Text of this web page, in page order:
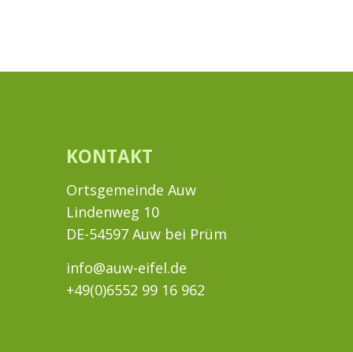
KONTAKT
Ortsgemeinde Auw
Lindenweg 10
DE-54597 Auw bei Prüm
info@auw-eifel.de
+49(0)6552 99 16 962